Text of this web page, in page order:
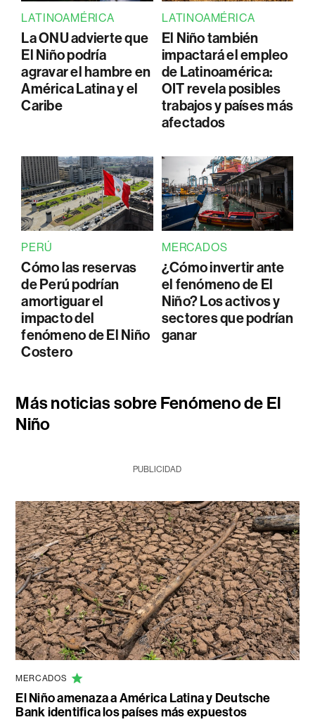
LATINOAMÉRICA
La ONU advierte que
El Niño podría
agravar el hambre en
América Latina y el
Caribe
LATINOAMÉRICA
El Niño también
impactará el empleo
de Latinoamérica:
OIT revela posibles
trabajos y países más
afectados
PERÚ
Cómo las reservas
de Perú podrían
amortiguar el
impacto del
fenómeno de El Niño
Costero
MERCADOS
¿Cómo invertir ante
el fenómeno de El
Niño? Los activos y
sectores que podrían
ganar
Más noticias sobre Fenómeno de El
Niño
PUBLICIDAD
MERCADOS
El Niño amenaza a América Latina y Deutsche
Bank identifica los países más expuestos